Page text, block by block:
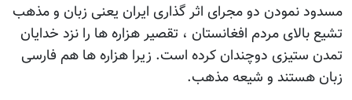
مسدود نمودن دو مجرای اثر گذاری ایران یعنی زبان و مذهب
تشیع بالای مردم افغانستان ، تقصیر هزاره ها را نزد خدایان
تمدن ستیزی دوچندان کرده است. زیرا هزاره ها هم فارسی
زبان هستند و شیعه مذهب.